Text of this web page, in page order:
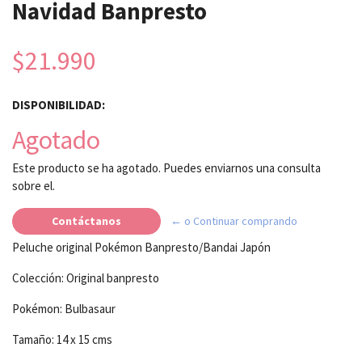
Navidad Banpresto
$21.990
DISPONIBILIDAD:
Agotado
Este producto se ha agotado. Puedes enviarnos una consulta
sobre el.
Contáctanos ← o Continuar comprando
Peluche original Pokémon Banpresto/Bandai Japón
Colección: Original banpresto
Pokémon: Bulbasaur
Tamaño: 14 x 15 cms